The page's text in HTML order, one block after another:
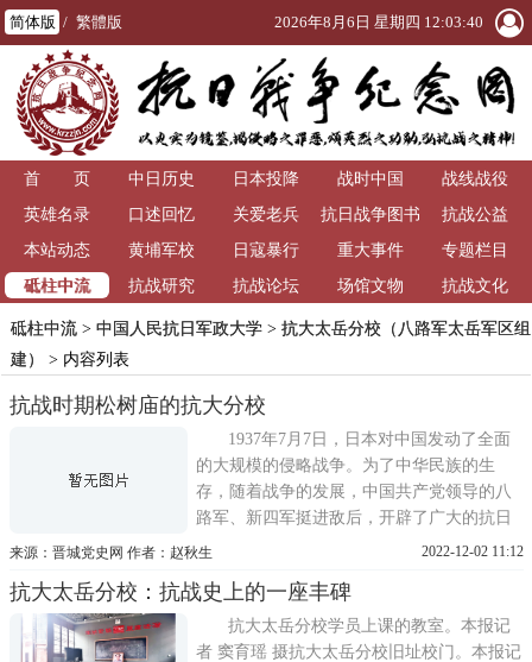
简体版 / 繁體版 2026年8月6日 星期四 12:03:41
首 页 中日历史 日本投降 战时中国
战线战役
英雄名录
口述回忆 关爱老兵
抗日战争图书
馆
抗战公益
本站动态
黄埔军校 日寇暴行 重大事件
专题栏目
砥柱中流
抗战研究 抗战论坛 场馆文物 抗战文化
砥柱中流> 中国人民抗日军政大学> 抗大太岳分校（八路军太岳军区组
建）
> 内容列表
抗战时期松树庙的抗大分校
1937年7月7日，日本对中国发动了全面
的大规模的侵略战争。为了中华民族的生
存，随着战争的发展，中国共产党领导的八
路军、新四军挺进敌后，开辟了广大的抗日
根据地。在根据地内，中国共产党建立了抗
教育建设。为了使一切文化教育工作适应抗
日救亡的要求，毛泽东主席曾多次指出必须
实行国防教育政策，他认为这是
来源：晋城党史网 作者：赵秋生 2022-12-02 11:12
抗大太岳分校：抗战史上的一座丰碑
抗大太岳分校学员上课的教室。本报记
者 窦育瑶 摄抗大太岳分校旧址校门。本报记